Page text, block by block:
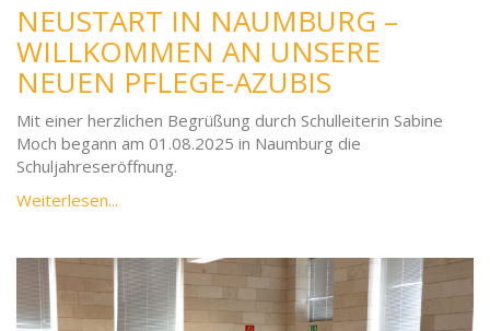
NEUSTART IN NAUMBURG –
WILLKOMMEN AN UNSERE
NEUEN PFLEGE-AZUBIS
Mit einer herzlichen Begrüßung durch Schulleiterin Sabine
Moch begann am 01.08.2025 in Naumburg die
Schuljahreseröffnung.
Weiterlesen...